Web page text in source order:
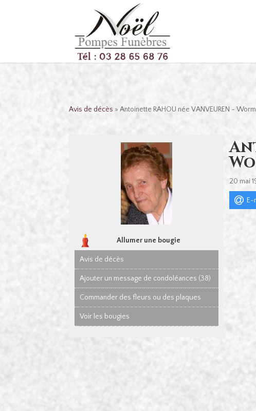
Avis de décès » Antoinette RAHOU née VANVEUREN -
Allumer une bougie
Avis de décès
Ajouter un message de condoléances (38)
Commander des fleurs ou des plaques
Voir les bougies
20 mai
E-